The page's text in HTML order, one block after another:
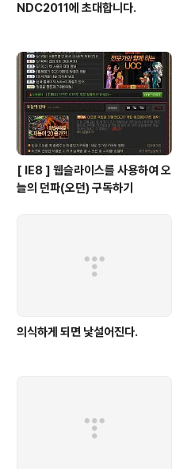
NDC2011에 초대합니다.
[ IE8 ] 웹슬라이스를 사용하여 오
늘의 던파(오던) 구독하기
의식하게 되면 낯설어진다.